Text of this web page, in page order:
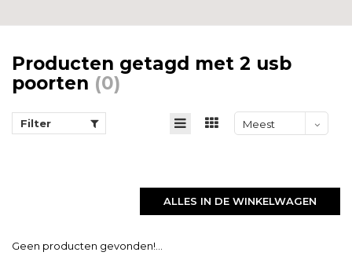
Producten getagd met 2 usb
poorten (0)
Filter
Meest
ALLES IN DE WINKELWAGEN
Geen producten gevonden!...